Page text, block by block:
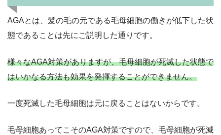
AGAとは、髪の毛の元である毛母細胞の働きが低下した状
態であることは先にご説明した通りです。
様々なAGA対策がありますが、毛母細胞が死滅した状態で
はいかなる方法も効果を発揮することができません。
一度死滅した毛母細胞は元に戻ることはないからです。
毛母細胞あってこそのAGA対策ですので、毛母細胞が死滅